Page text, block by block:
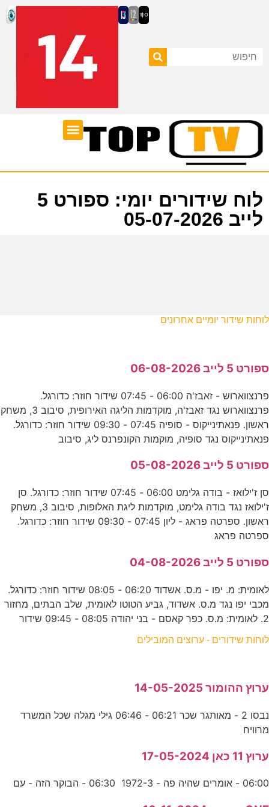
לוח שידורים יומי: ספורט 5
לייב 05-07-2026
לוחות שידור יומיים אחרונים
ספורט 5 לייב 06-08-2026
פרנצווארוש - זאבז'ה 06:00 - 07:45 שידור חוזר: כדורגל.
פרנצווארוש נגד זאבז'ה, מוקדמות הליגה האירופית, סיבוב 3, משחק
ראשון. פנאתינייקוס - סופיה 07:45 - 09:30 שידור חוזר: כדורגל.
פנאתינייקוס נגד סופיה, מוקמות הקונפרנס ליג, סיבוב
ספורט 5 לייב 05-08-2026
סן ז'ילואז - בודה גלימט 06:00 - 07:45 שידור חוזר: כדורגל. סן
ז'ילואז נגד בודה גלימט, מוקדמות ליגת האלופות, סיבוב 3, משחק
ראשון. ספרטה פראג - ליון 07:45 - 09:30 שידור חוזר: כדורגל.
ספרטה פראג
ספורט 5 לייב 04-08-2026
לאומית: מ. יפו - מ.ס. אשדוד 06:20 - 08:05 שידור חוזר: כדורגל.
מכבי יפו נגד מ.ס. אשדוד, גביע הטוטו לאומית, שלב הבתים, מחזור
2. לאומית: מ.ס. כפר קאסם - בני יהודה 08:05 - 09:45 שידור
לוחות שידורים - ערוצים המובילים
ערוץ ההומור 14-05-2025
נבסו 2 - מאותגר שכר 06:21 - 06:46 גילי מגלה שכל המשרד
מרוויח
ערוץ 11 כאן 17-05-2024
06:00 - אומרים שהיה פה - 1972-3 06:30 - הבוקר הזה - עם